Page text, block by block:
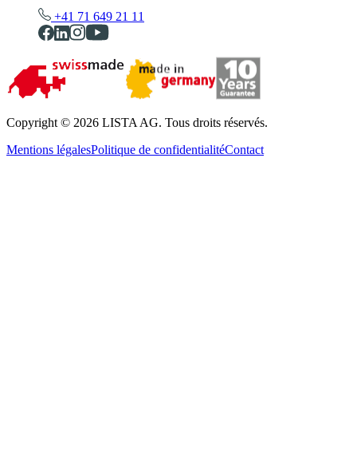
+41 71 649 21 11
Copyright © 2026 LISTA AG. Tous droits réservés.
Mentions légalesPolitique de confidentialitéContact